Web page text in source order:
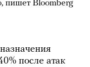
пишет Bloomberg
после атак